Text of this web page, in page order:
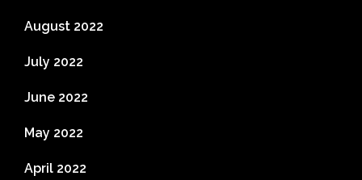
August 2022
July 2022
June 2022
May 2022
April 2022